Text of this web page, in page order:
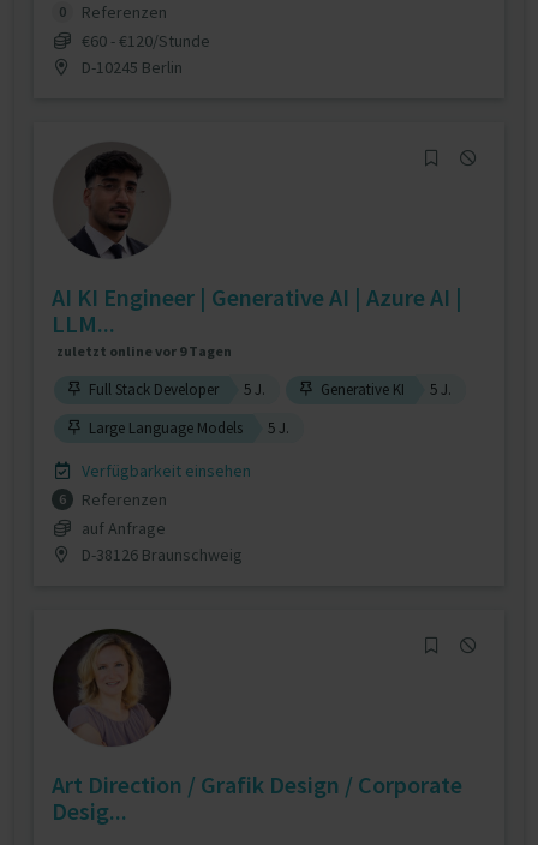
0
Referenzen
€60 - €120/Stunde
D-10245 Berlin
AI KI Engineer | Generative AI | Azure AI |
LLM...
zuletzt online vor 9 Tagen
Full Stack Developer 5 J. Generative KI
5 J.
Large Language Models
5 J.
Verfügbarkeit einsehen
6
Referenzen
auf Anfrage
D-38126 Braunschweig
Art Direction / Grafik Design / Corporate
Desig...